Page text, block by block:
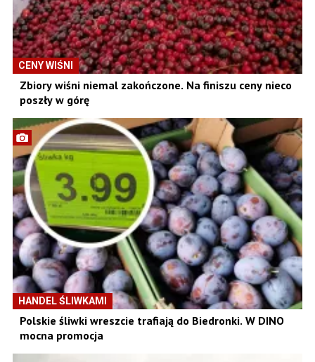
CENY WIŚNI
Zbiory wiśni niemal zakończone. Na finiszu ceny nieco
poszły w górę
HANDEL ŚLIWKAMI
Polskie śliwki wreszcie trafiają do Biedronki. W DINO
mocna promocja